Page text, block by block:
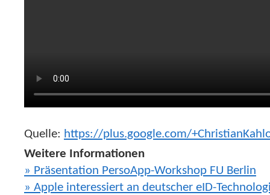
Quelle: https://plus.google.com/
Weitere Informationen
» Präsentation PersoApp-Workshop FU Berlin
» Apple interessiert an deutscher eID-